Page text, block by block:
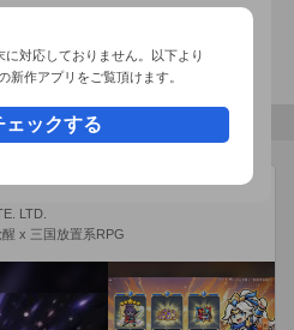
LTD.
x 三国放置系RPG
広告
対応しておりません。以下より
新作アプリをご覧頂けます。
ェックする